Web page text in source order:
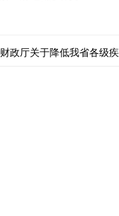
政厅关于降低我省各级